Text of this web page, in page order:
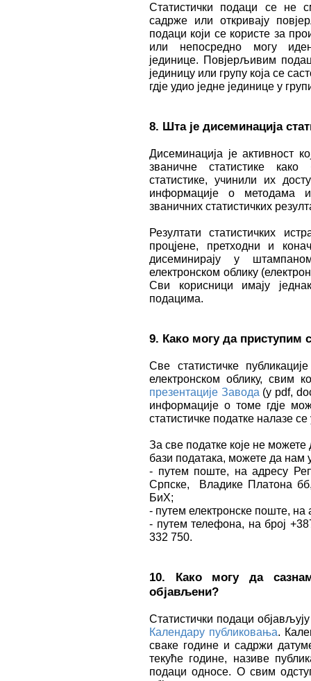
Статистички подаци се не
садрже или откривају
подаци који се користе за
или непосредно могу
јединице. Повјерљивим
јединицу или групу која се
гдје удио једне јединице у
8. Шта је дисеминација
Дисеминација је активност
званичне статистике
статистике, учинили их
информације о методама
званичних статистичких
Резултати статистичких
процјене, претходни и
дисеминирају у
електронском облику
Сви корисници имају
подацима.
9. Како могу да приступим
Све статистичке
електронском облику, свим
презентације Завода (у pdf,
информације о томе гдје
статистичке податке налазе
За све податке које не
бази података, можете да нам
- путем поште, на адресу
Српске, Владике Платона
БиХ;
- путем електронске поште, на
- путем телефона, на број
332 750.
10. Како могу да
објављени?
Статистички подаци
Календару публиковања.
сваке године и садржи
текуће године, називе
подаци односе. О свим